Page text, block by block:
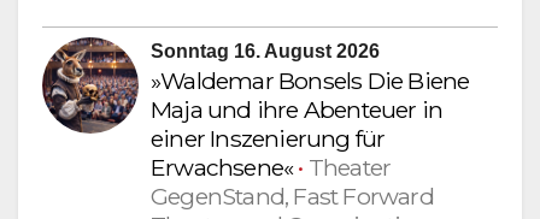
Sonntag 16. August 2026
»Waldemar Bonsels Die Biene
Maja und ihre Abenteuer in
einer Inszenierung für
Erwachsene«• Theater
GegenStand, Fast Forward